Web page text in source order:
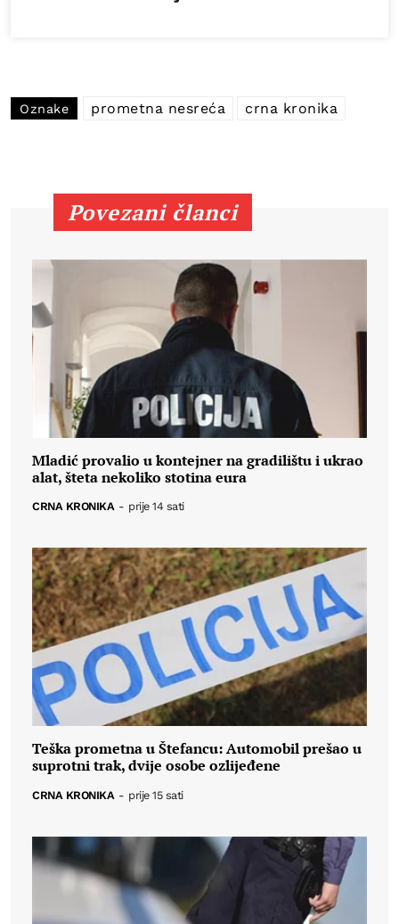
Oznake prometna nesreća crna kronika
Povezani članci
Mladić provalio u kontejner na gradilištu i ukrao
alat, šteta nekoliko stotina eura
CRNA KRONIKA - prije 14 sati
Teška prometna u Štefancu: Automobil prešao u
suprotni trak, dvije osobe ozlijeđene
CRNA KRONIKA - prije 15 sati